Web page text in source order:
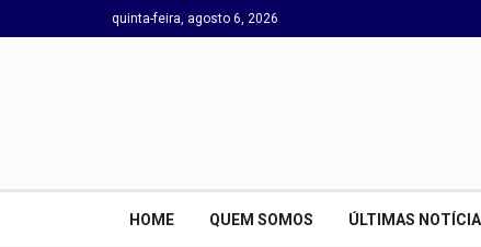
quinta-feira, agosto 6, 2026
HOME QUEM SOMOS ÚLTIMAS